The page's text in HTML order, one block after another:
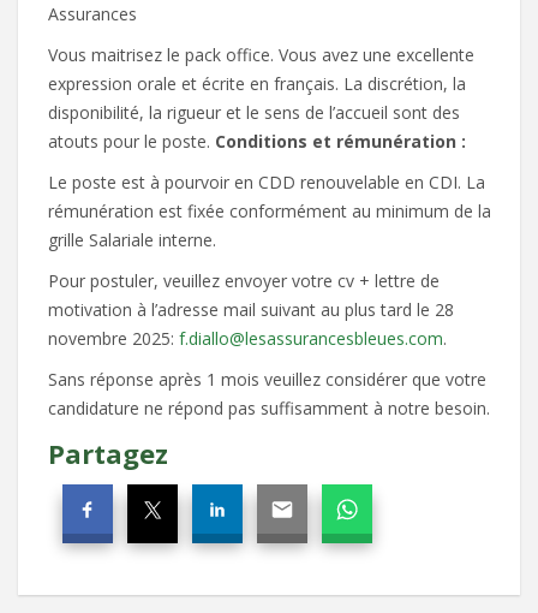
Assurances
Vous maitrisez le pack office. Vous avez une excellente
expression orale et écrite en français. La discrétion, la
disponibilité, la rigueur et le sens de l’accueil sont des
atouts pour le poste. Conditions et rémunération :
Le poste est à pourvoir en CDD renouvelable en CDI. La
rémunération est fixée conformément au minimum de la
grille Salariale interne.
Pour postuler, veuillez envoyer votre cv + lettre de
motivation à l’adresse mail suivant au plus tard le 28
novembre 2025: f.diallo@lesassurancesbleues.com.
Sans réponse après 1 mois veuillez considérer que votre
candidature ne répond pas suffisamment à notre besoin.
Partagez